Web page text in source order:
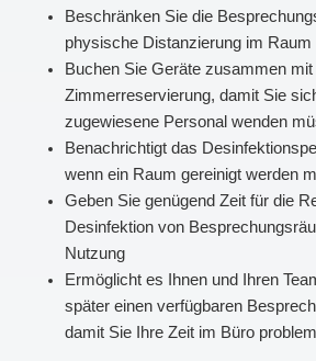
Beschränken Sie die
physische Distanzierung im Raum
Buchen Sie Geräte zusammen mit
Zimmerreservierung, damit Sie
zugewiesene Personal wenden
Benachrichtigt das
wenn ein Raum gereinigt werden
Geben Sie genügend Zeit für die
Desinfektion von
Nutzung
Ermöglicht es Ihnen und Ihren
später einen verfügbaren
damit Sie Ihre Zeit im Büro